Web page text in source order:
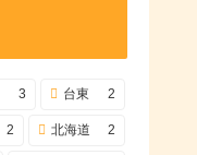
3 台東 2
2 北海道 2